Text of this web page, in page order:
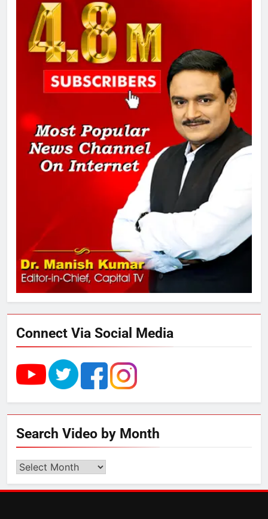
8
चुनाव से पहले लालू परिवार पर बड़ा झटका,
दिल्ली कोर्ट ने IRCTC घोटाले में आरोप
तय किए
SRN अस्पताल का नाम अमर शहीद ठाकुर
रोशन सिंह के नाम पर करने की मांग तेज
अमर शहीद ठाकुर रोशन सिंह के नाम पर
स्वरूप रानी नेहरू चिकित्सालय का
नामकरण करने की मांग को लेकर
अनिश्चितकालीन धरना शुरू
3
289 एकड़ भूमि पर विकसित होगा कार्बन-
फ्री डेटा सेंटर, हजारों उच्च-कुशल
रोजगार सृजन की संभावना
UP में ग्रामीण बिजली आपूर्ति से कृषि,
डेयरी, कुटीर उद्योग और स्वरोजगार को
राम की नगरी अयोध्या में आने वाले भक्तों
का स्वागत करेगा लक्ष्मण द्वार
Connect Via Social Media
Search Video by Month
Search
by